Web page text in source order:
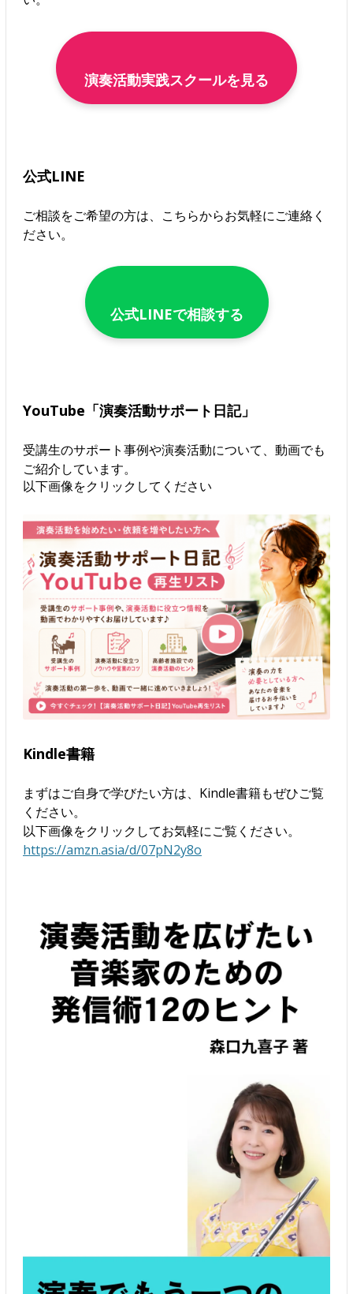
演奏活動実践スクールを見る
公式LINE
ご相談をご希望の方は、こちらからお気軽にご連絡く
ださい。
公式LINEで相談する
YouTube「演奏活動サポート日記」
受講生のサポート事例や演奏活動について、動画でも
ご紹介しています。
以下画像をクリックしてください
Kindle書籍
まずはご自身で学びたい方は、Kindle書籍もぜひご覧
ください。
以下画像をクリックしてお気軽にご覧ください。
https://amzn.asia/d/07pN2y8o